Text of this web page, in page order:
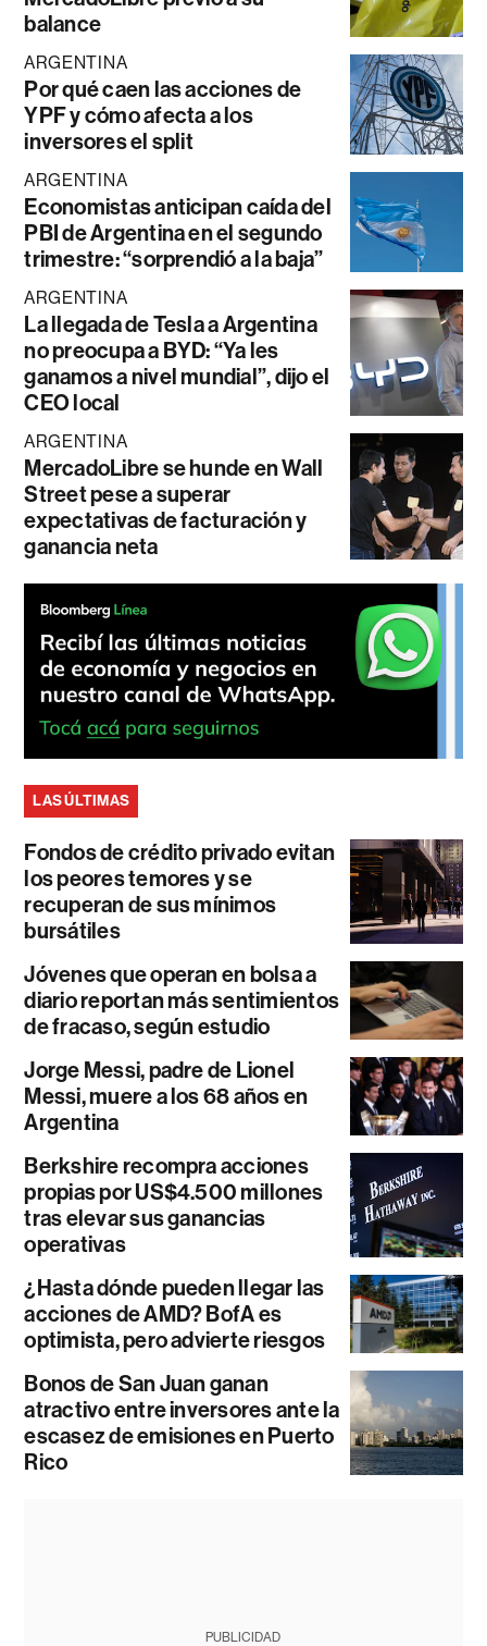
balance
ARGENTINA
Por qué caen las acciones de
YPF y cómo afecta a los
inversores el split
ARGENTINA
Economistas anticipan caída del
PBI de Argentina en el segundo
trimestre: “sorprendió a la baja”
ARGENTINA
La llegada de Tesla a Argentina
no preocupa a BYD: “Ya les
ganamos a nivel mundial”, dijo el
CEO local
ARGENTINA
MercadoLibre se hunde en Wall
Street pese a superar
expectativas de facturación y
ganancia neta
LAS ÚLTIMAS
Fondos de crédito privado evitan
los peores temores y se
recuperan de sus mínimos
bursátiles
Jóvenes que operan en bolsa a
diario reportan más sentimientos
de fracaso, según estudio
Jorge Messi, padre de Lionel
Messi, muere a los 68 años en
Argentina
Berkshire recompra acciones
propias por US$4.500 millones
tras elevar sus ganancias
operativas
¿Hasta dónde pueden llegar las
acciones de AMD? BofA es
optimista, pero advierte riesgos
Bonos de San Juan ganan
atractivo entre inversores ante la
escasez de emisiones en Puerto
Rico
PUBLICIDAD